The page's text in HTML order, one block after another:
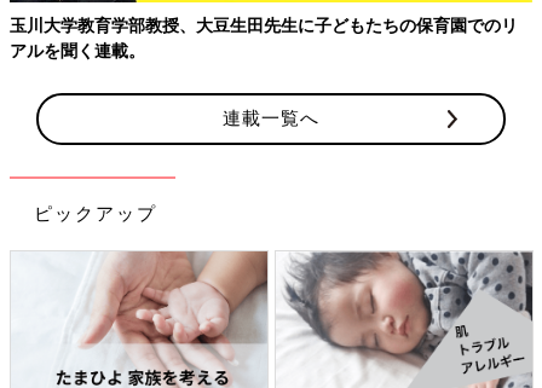
連載一覧へ
ピックアップ